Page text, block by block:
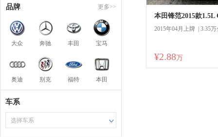
品牌 更多>>
大众 奔驰 丰田 宝马
奥迪 别克 福特 本田
车系
选择车系
本田锋范2015款1.5L
2015年04月上牌 | 3.35
¥2.88万